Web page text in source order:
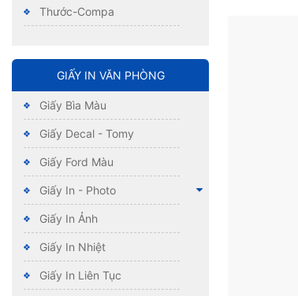
Thước-Compa
GIẤY IN VĂN PHÒNG
Giấy Bìa Màu
Giấy Decal - Tomy
Giấy Ford Màu
Giấy In - Photo
Giấy In Ảnh
Giấy In Nhiệt
Giấy In Liên Tục